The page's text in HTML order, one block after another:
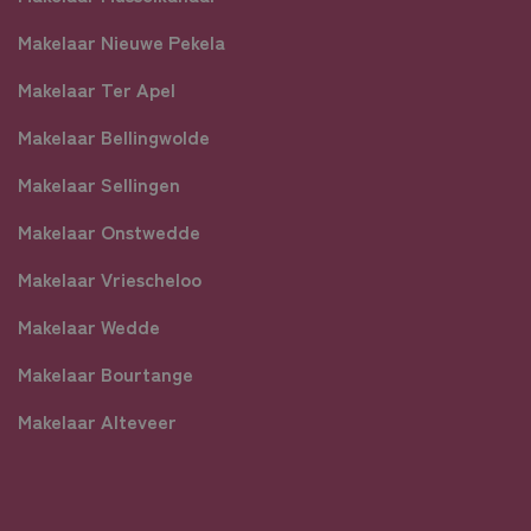
Makelaar Nieuwe Pekela
Makelaar Ter Apel
Makelaar Bellingwolde
Makelaar Sellingen
Makelaar Onstwedde
Makelaar Vriescheloo
Makelaar Wedde
Makelaar Bourtange
Makelaar Alteveer